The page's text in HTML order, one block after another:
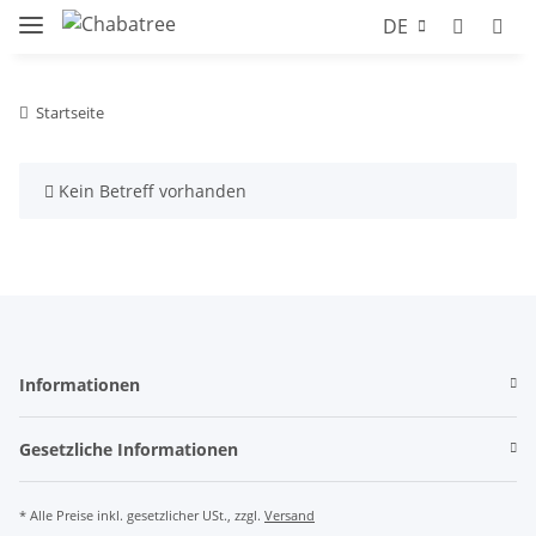
DE
Startseite
x Kein Betreff vorhanden
Informationen
Gesetzliche Informationen
* Alle Preise inkl. gesetzlicher USt., zzgl. Versand